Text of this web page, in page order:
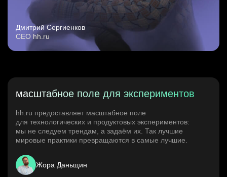
Дмитрий Сергиенков
CEO hh.ru
масштабное поле для экспериментов
hh.ru предоставляет масштабное поле
для технологических и продуктовых экспериментов:
мы не следуем трендам, а задаём их. Так лучшие
мировые практики превращаются в самые лучшие.
Жора Даньщин